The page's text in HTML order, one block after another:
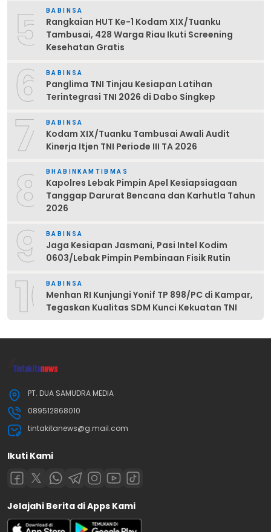
5 BABINSA
Rangkaian HUT Ke-1 Kodam XIX/Tuanku
Tambusai, 428 Warga Riau Ikuti Screening
Kesehatan Gratis
6 BABINSA
Panglima TNI Tinjau Kesiapan Latihan
Terintegrasi TNI 2026 di Dabo Singkep
7 BABINSA
Kodam XIX/Tuanku Tambusai Awali Audit
Kinerja Itjen TNI Periode III TA 2026
8 BHABINKAMTIBMAS
Kapolres Lebak Pimpin Apel Kesiapsiagaan
Tanggap Darurat Bencana dan Karhutla Tahun
2026
9 BABINSA
Jaga Kesiapan Jasmani, Pasi Intel Kodim
0603/Lebak Pimpin Pembinaan Fisik Rutin
10BABINSA
Menhan RI Kunjungi Yonif TP 898/PC di Kampar,
Tegaskan Kualitas SDM Kunci Kekuatan TNI
PT. DUA SAMUDRA MEDIA
089512868010
tintakitanews@g.mail.com
Ikuti Kami
Jelajahi Berita di Apps Kami